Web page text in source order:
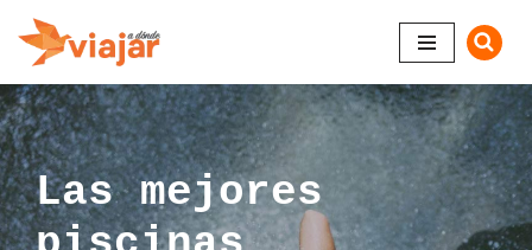
Saltar
al
contenido
Las mejores